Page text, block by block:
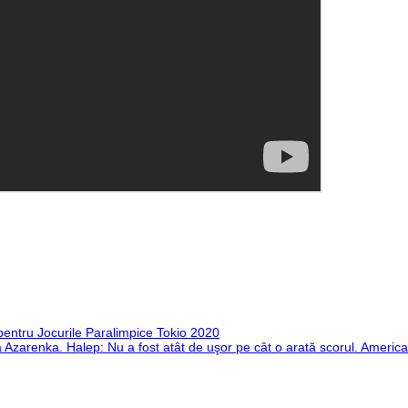
Jocurile Paralimpice Tokio 2020
Halep: Nu a fost atât de uşor pe cât o arată scorul.